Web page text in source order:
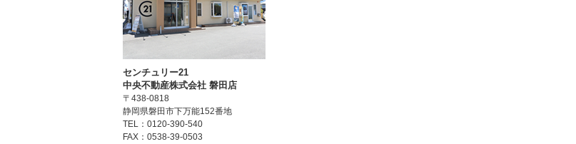
センチュリー21
中央不動産株式会社 磐田店
〒438-0818
静岡県磐田市下万能152番地
TEL：0120-390-540
FAX：0538-39-0503